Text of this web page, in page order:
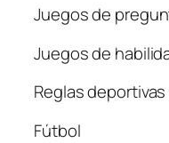
Juegos de
Juegos de
Reglas deportivas
Fútbol